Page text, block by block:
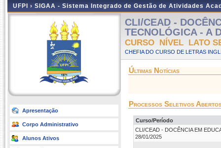
UFPI › SIGAA - Sistema Integrado de Gestão de Atividades
Apresentação
Corpo Administrativo
Alunos Ativos
CLI/CEAD -
TECNOLÓGICA - A
CURSO NÍVEL LATO
CHEFIA DO CURSO DE LETRAS
Últimas Notícias
Processos Seletivos
Curso/Período
CLI/CEAD - DOCÊNCIA EM
28/01/2025